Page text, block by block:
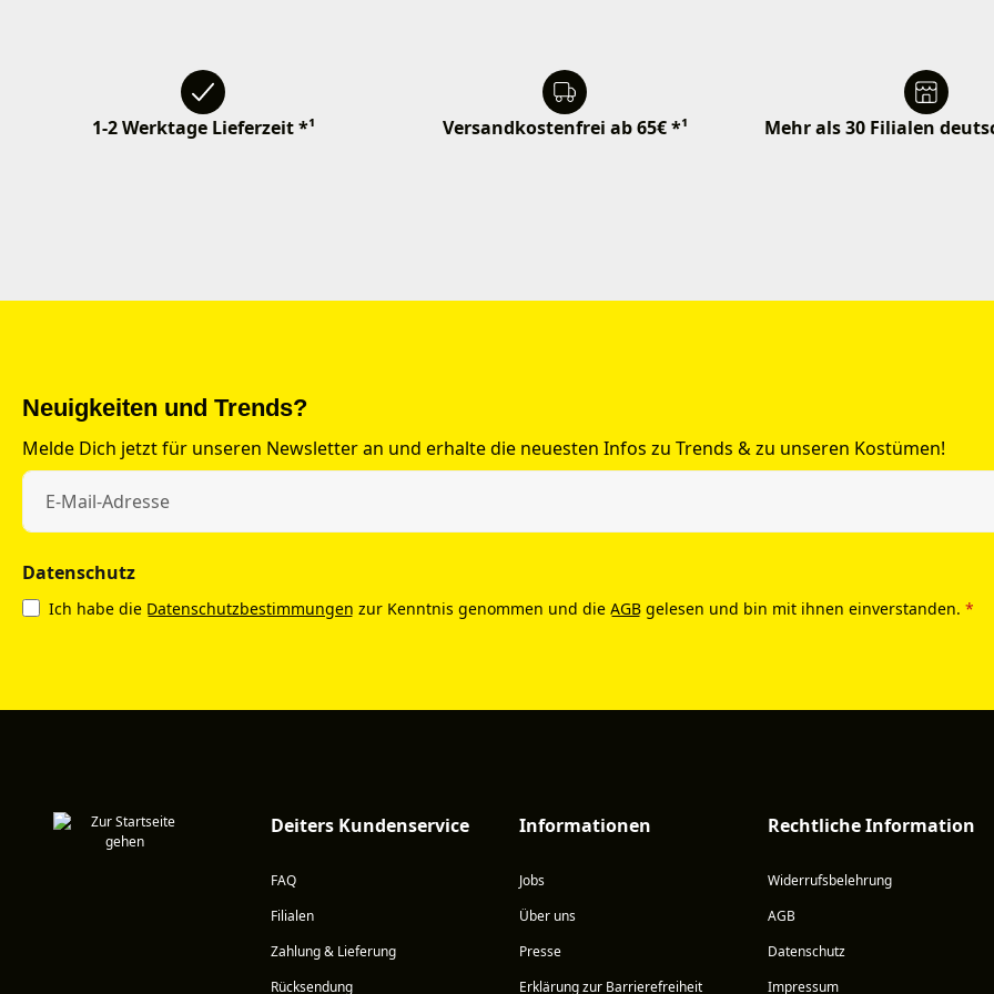
1-2 Werktage Lieferzeit *¹ Versandkostenfrei ab 65€ *¹ Mehr als 30 Filialen
Neuigkeiten und Trends?
Melde Dich jetzt für unseren Newsletter an und erhalte die neuesten Infos zu Trends & zu unseren Kostümen!
Datenschutz
Ich habe die Datenschutzbestimmungen zur Kenntnis genommen und die AGB gelesen und bin mit ihnen einverstanden. *
Deiters Kundenservice
FAQ
Filialen
Zahlung & Lieferung
Rücksendung
Informationen
Jobs
Über uns
Presse
Erklärung zur Barrierefreiheit
Rechtliche Information
Widerrufsbelehrung
AGB
Datenschutz
Impressum